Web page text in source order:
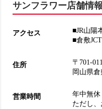
サンフラワー店舗情報
アクセス
■JR山
■倉敷
住所
〒701-
岡山県
営業時間
年中無休
ただし、